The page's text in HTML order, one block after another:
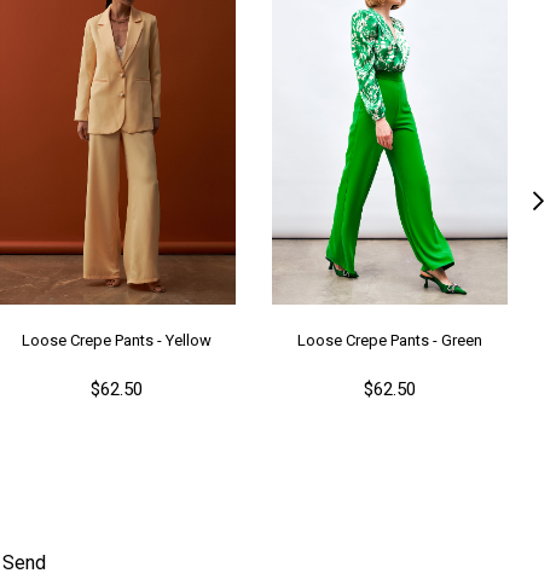
Bol
Astar Durumu Astarsız
TR
Genç
Loose Crepe Pants - Yellow
$62.50
Loose Crepe Pants - Green
$62.50
Send